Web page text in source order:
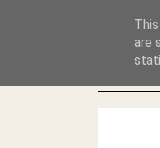
ΛΕΗΛΑΣΙΑ ΚΑΙ
are